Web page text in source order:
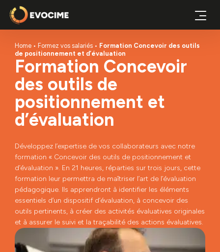
Home Formez vos salariés
Formation Concevoir des outils
de positionnement et d’évaluation
Formation Concevoir
des outils de
positionnement et
d’évaluation
Développez l’expertise de vos collaborateurs avec notre
formation « Concevoir des outils de positionnement et
d’évaluation ». En 21 heures, réparties sur trois jours, cette
formation leur permettra de maîtriser l’art de l’évaluation
pédagogique. Ils apprendront à identifier les éléments
essentiels d’un dispositif d’évaluation, à concevoir des
outils pertinents, à créer des activités évaluatives originales
et à assurer le suivi et la traçabilité des actions évaluatives.